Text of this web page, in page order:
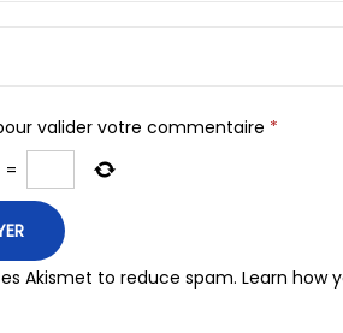
valider votre commentaire *
=
Akismet to reduce spam. Learn how